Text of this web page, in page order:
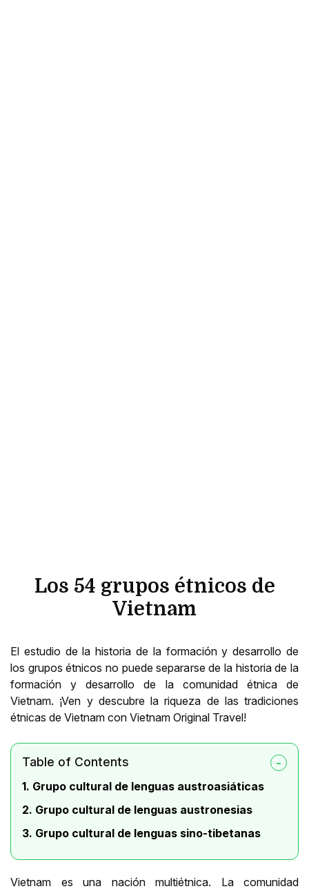
Los 54 grupos étnicos de
Vietnam
El estudio de la historia de la formación y desarrollo de
los grupos étnicos no puede separarse de la historia de la
formación y desarrollo de la comunidad étnica de
Vietnam. ¡Ven y descubre la riqueza de las tradiciones
étnicas de Vietnam con Vietnam Original Travel!
Table of Contents
1. Grupo cultural de lenguas austroasiáticas
2. Grupo cultural de lenguas austronesias
3. Grupo cultural de lenguas sino-tibetanas
Vietnam es una nación multiétnica. La comunidad